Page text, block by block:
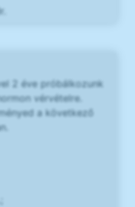
2 éve próbálkozunk
vérvételre.
a következő